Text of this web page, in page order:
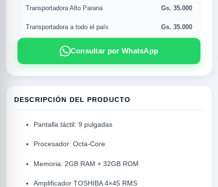
Transportadora Alto Parana Gs. 35.000
Transportadora a todo el país Gs. 35.000
Consultar por WhatsApp
DESCRIPCIÓN DEL PRODUCTO
Pantalla táctil: 9 pulgadas
Procesador: Octa-Core
Memoria: 2GB RAM + 32GB ROM
Amplificador TOSHIBA 4×45 RMS